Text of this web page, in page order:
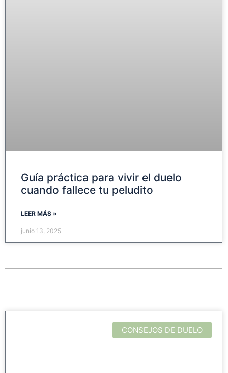
Guía práctica para vivir el duelo
cuando fallece tu peludito
LEER MÁS »
junio 13, 2025
CONSEJOS DE DUELO